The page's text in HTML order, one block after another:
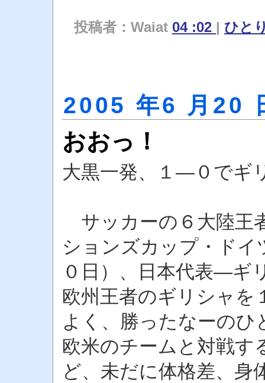
投稿者：Waiat 04 :02 | ひと
2005 年6 月20
おおっ！
大黒一発、１―０でギ
サッカーの６大陸王
ションズカップ・ドイ
０日）、日本代表―ギ
欧州王者のギリシャ
よく、勝ったなーのひ
欧米のチームと対戦す
ど、未だに体格差、身